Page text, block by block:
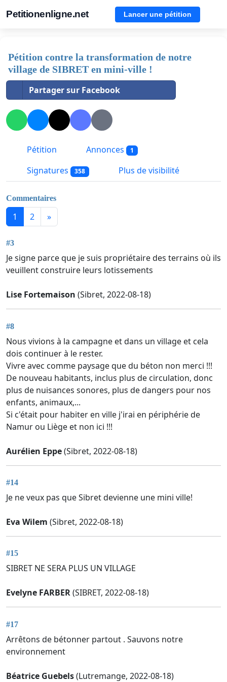
Petitionenligne.net Lancer une pétition
Pétition contre la transformation de notre
village de SIBRET en mini-ville !
Partager sur Facebook
Pétition Annonces 1
Signatures 358 Plus de visibilité
Commentaires
1 2 »
#3
Je signe parce que je suis propriétaire des terrains où ils
veuillent construire leurs lotissements
Lise Fortemaison (Sibret, 2022-08-18)
#8
Nous vivions à la campagne et dans un village et cela
dois continuer à le rester.
Vivre avec comme paysage que du béton non merci !!!
De nouveau habitants, inclus plus de circulation, donc
plus de nuisances sonores, plus de dangers pour nos
enfants, animaux,...
Si c'était pour habiter en ville j'irai en périphérie de
Namur ou Liège et non ici !!!
Aurélien Eppe(Sibret, 2022-08-18)
#14
Je ne veux pas que Sibret devienne une mini ville!
Eva Wilem (Sibret, 2022-08-18)
#15
SIBRET NE SERA PLUS UN VILLAGE
Evelyne FARBER(SIBRET, 2022-08-18)
#17
Arrêtons de bétonner partout . Sauvons notre
environnement
Béatrice Guebels(Lutremange, 2022-08-18)